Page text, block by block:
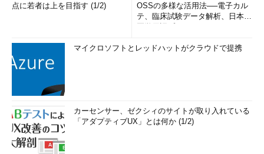
点に若者は上を目指す (1/2)
OSSの多様な活用法──電子カル
テ、臨床試験データ解析、日本語
マイクロソフトとレッドハットがクラウドで提携
カーセンサー、ゼクシィのサイトが取り入れている
「アダプティブUX」とは何か (1/2)